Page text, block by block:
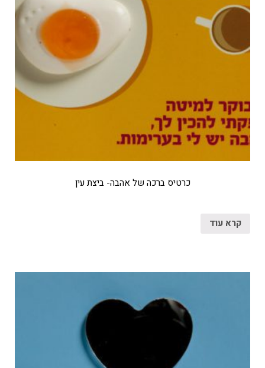
כרטיס ברכה של אהבה- ביצת עין
קרא עוד